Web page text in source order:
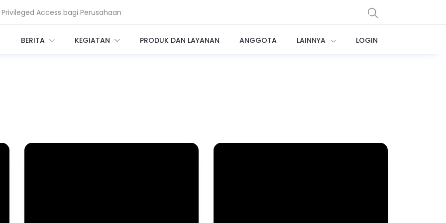
Access bagi Perusahaan
Enkripsi, Saatnya Beralih ke PQC
BERITA KEGIATAN PRODUK DAN LAYANAN ANGGOTA LAINNYA LOGIN